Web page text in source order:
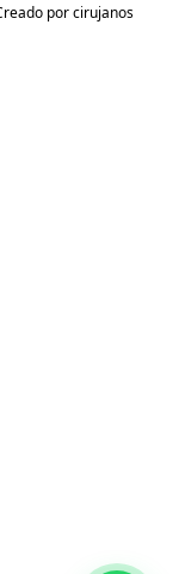
por cirujanos